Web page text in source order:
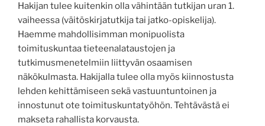
Hakijan tulee kuitenkin olla vähintään tutkijan uran 1.
vaiheessa (väitöskirjatutkija tai jatko-opiskelija).
Haemme mahdollisimman monipuolista
toimituskuntaa tieteenalataustojen ja
tutkimusmenetelmiin liittyvän osaamisen
näkökulmasta. Hakijalla tulee olla myös kiinnostusta
lehden kehittämiseen sekä vastuuntuntoinen ja
innostunut ote toimituskuntatyöhön. Tehtävästä ei
makseta rahallista korvausta.